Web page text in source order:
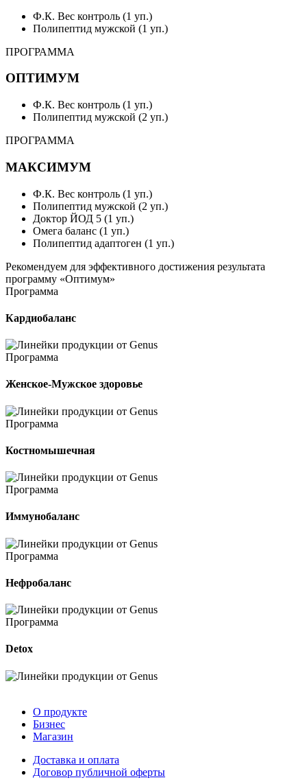
Ф.К. Вес контроль (1 уп.)
Полипептид мужской (1 уп.)
ПРОГРАММА
ОПТИМУМ
Ф.К. Вес контроль (1 уп.)
Полипептид мужской (2 уп.)
ПРОГРАММА
МАКСИМУМ
Ф.К. Вес контроль (1 уп.)
Полипептид мужской (2 уп.)
Доктор ЙОД 5 (1 уп.)
Омега баланс (1 уп.)
Полипептид адаптоген (1 уп.)
Рекомендуем для эффективного достижения результата
программу «Оптимум»
Программа
Кардиобаланс
Программа
Женское-Мужское здоровье
Программа
Костномышечная
Программа
Иммунобаланс
Программа
Нефробаланс
Программа
Detox
О продукте
Бизнес
Магазин
Доставка и оплата
Договор публичной оферты